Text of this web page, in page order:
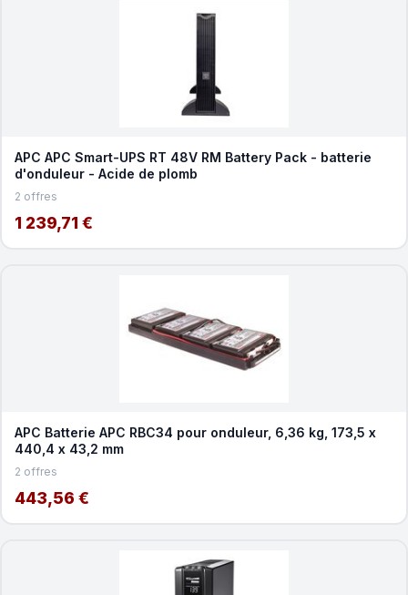
APC APC Smart-UPS RT 48V RM Battery Pack - batterie
d'onduleur - Acide de plomb
2 offres
1 239,71 €
APC Batterie APC RBC34 pour onduleur, 6,36 kg, 173,5 x
440,4 x 43,2 mm
2 offres
443,56 €